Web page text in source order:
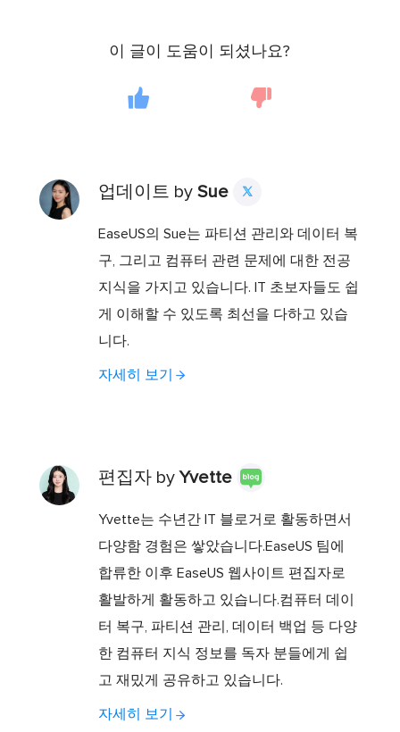
이 글이 도움이 되셨나요?
업데이트 bySue 
EaseUS의 Sue는 파티션 관리와 데이터 복
구, 그리고 컴퓨터 관련 문제에 대한 전공
지식을 가지고 있습니다. IT 초보자들도 쉽
게 이해할 수 있도록 최선을 다하고 있습
니다.
자세히 보기
편집자 byYvette
Yvette는 수년간 IT 블로거로 활동하면서
다양함 경험은 쌓았습니다.EaseUS 팀에
합류한 이후 EaseUS 웹사이트 편집자로
활발하게 활동하고 있습니다.컴퓨터 데이
터 복구, 파티션 관리, 데이터 백업 등 다양
한 컴퓨터 지식 정보를 독자 분들에게 쉽
고 재밌게 공유하고 있습니다.
자세히 보기